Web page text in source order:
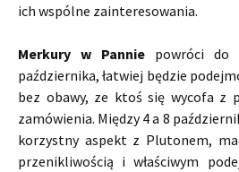
ich wspólne zainteresowania.
Merkury w Pannie powróci do
października, łatwiej będzie
bez obawy, ze ktoś się wycofa z
zamówienia. Między 4 a 8
korzystny aspekt z Plutonem,
przenikliwością i właściwym